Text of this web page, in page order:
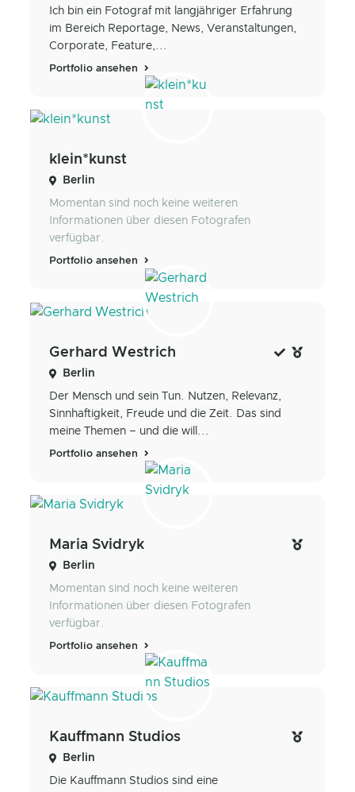
Ich bin ein Fotograf mit langjähriger Erfahrung
im Bereich Reportage, News, Veranstaltungen,
Corporate, Feature,...
Portfolio ansehen
klein*kunst
Berlin
Momentan sind noch keine weiteren
Informationen über diesen Fotografen
verfügbar.
Portfolio ansehen
Gerhard Westrich
Berlin
Der Mensch und sein Tun. Nutzen, Relevanz,
Sinnhaftigkeit, Freude und die Zeit. Das sind
meine Themen – und die will...
Portfolio ansehen
Maria Svidryk
Berlin
Momentan sind noch keine weiteren
Informationen über diesen Fotografen
verfügbar.
Portfolio ansehen
Kauffmann Studios
Berlin
Die Kauffmann Studios sind eine